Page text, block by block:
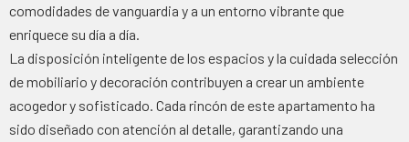
comodidades de vanguardia y a un entorno vibrante que
enriquece su día a día.
La disposición inteligente de los espacios y la cuidada selección
de mobiliario y decoración contribuyen a crear un ambiente
acogedor y sofisticado. Cada rincón de este apartamento ha
sido diseñado con atención al detalle, garantizando una